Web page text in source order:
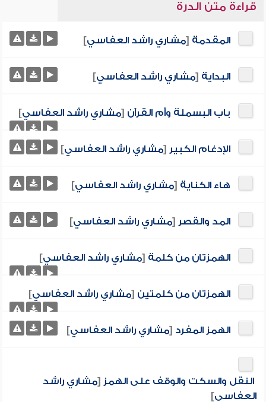
قراءة متن الدرة
المقدمة [مشاري راشد العفاسي]
البداية [مشاري راشد العفاسي]
باب البسملة وأم القرآن [مشاري راشد العفاسي]
الإدغام الكبير [مشاري راشد العفاسي]
هاء الكناية [مشاري راشد العفاسي]
المد والقصر [مشاري راشد العفاسي]
الهمزتان من كلمة [مشاري راشد العفاسي]
الهمزتان من كلمتين [مشاري راشد العفاسي]
الهمز المفرد [مشاري راشد العفاسي]
النقل والسكت والوقف على الهمز [مشاري راشد
العفاسي]